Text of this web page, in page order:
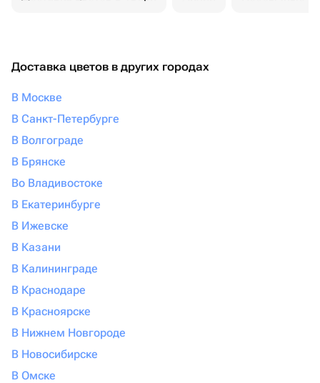
Доставка цветов в других городах
В Москве
В Санкт-Петербурге
В Волгограде
В Брянске
Во Владивостоке
В Екатеринбурге
В Ижевске
В Казани
В Калининграде
В Краснодаре
В Красноярске
В Нижнем Новгороде
В Новосибирске
В Омске